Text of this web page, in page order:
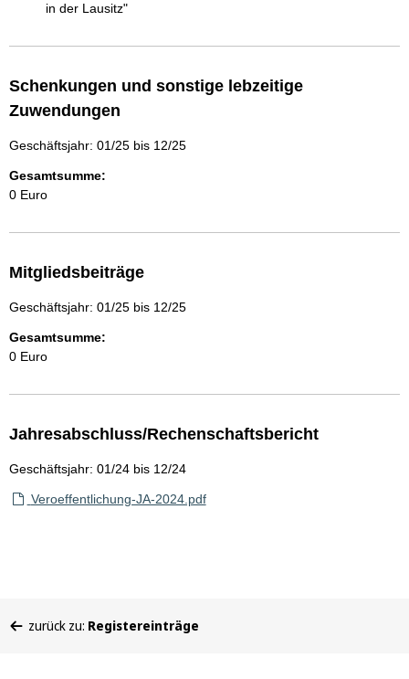
in der Lausitz"
Schenkungen und sonstige lebzeitige
Zuwendungen
Geschäftsjahr: 01/25 bis 12/25
Gesamtsumme:
0 Euro
Mitgliedsbeiträge
Geschäftsjahr: 01/25 bis 12/25
Gesamtsumme:
0 Euro
Jahresabschluss/Rechenschaftsbericht
Geschäftsjahr: 01/24 bis 12/24
Veroeffentlichung-JA-2024.pdf
befinden
zurück zu: Registereinträge